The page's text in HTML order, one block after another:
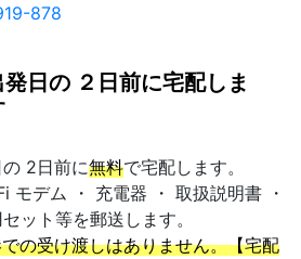
878
発日の ２日前に宅配しま
2日前に無料で宅配します。
モデム ・ 充電器 ・ 取扱説明書 ・
ット等を郵送します。
の受け渡しはありません。【宅配